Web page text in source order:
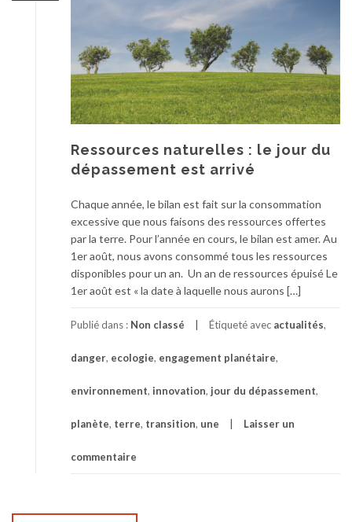
Ressources naturelles : le jour du
dépassement est arrivé
Chaque année, le bilan est fait sur la consommation
excessive que nous faisons des ressources offertes
par la terre. Pour l’année en cours, le bilan est amer. Au
1er août, nous avons consommé tous les ressources
disponibles pour un an. Un an de ressources épuisé Le
1er août est « la date à laquelle nous aurons […]
Publié dans : Non classé Étiqueté avec actualités,
danger, ecologie, engagement planétaire,
environnement, innovation, jour du dépassement,
planète, terre, transition, une Laisser un
commentaire